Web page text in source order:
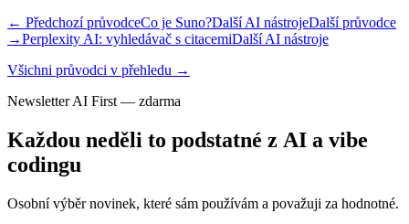
← Předchozí průvodceCo je Suno?Další AI nástrojeDalší průvodce
→Perplexity AI: vyhledávač s citacemiDalší AI nástroje
Všichni průvodci v přehledu →
Newsletter AI First — zdarma
Každou neděli to podstatné z AI a vibe
codingu
Osobní výběr novinek, které sám používám a považuji za hodnotné.